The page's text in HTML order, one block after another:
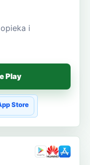
i
Play
Store